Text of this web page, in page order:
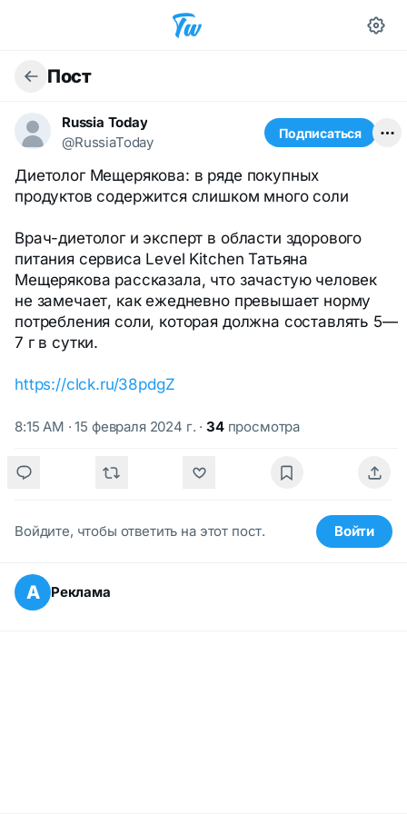
Пост
Russia Today
@RussiaToday
Подписаться
Диетолог Мещерякова: в ряде покупных
продуктов содержится слишком много соли
Врач-диетолог и эксперт в области здорового
питания сервиса Level Kitchen Татьяна
Мещерякова рассказала, что зачастую человек
не замечает, как ежедневно превышает норму
потребления соли, которая должна составлять 5—
7 г в сутки.
https://clck.ru/38pdgZ
8:15 AM · 15 февраля 2024 г. ·34просмотра
Войдите, чтобы ответить на этот пост. Войти
А Реклама